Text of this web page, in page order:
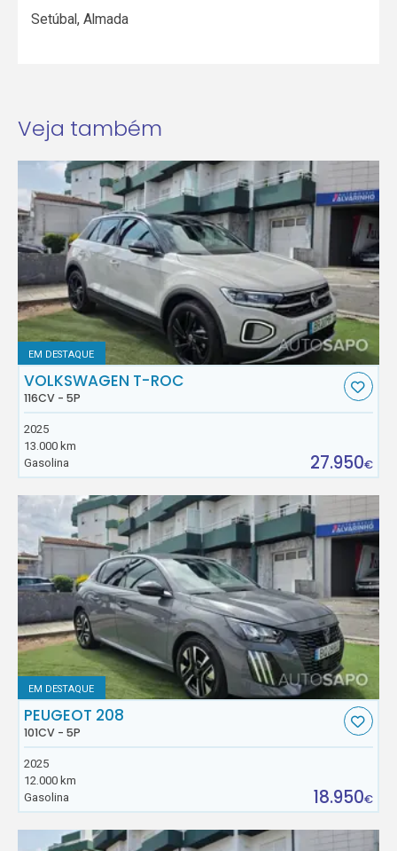
Setúbal,Almada
Veja também
EM DESTAQUE
VOLKSWAGEN T-ROC
116CV - 5P
2025
13.000 km
Gasolina
27.950€
EM DESTAQUE
PEUGEOT 208
101CV - 5P
2025
12.000 km
Gasolina
18.950€